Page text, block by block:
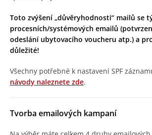
Toto zvýšení „důvěryhodnosti“ mailů se
procesních/systémových emailů
odeslání ubytovacího voucheru atp.) a
důležité!
Všechny potřebné k nastavení SPF
návody naleznete zde.
Tvorba emailových kampaní